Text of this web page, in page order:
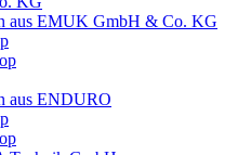
aus EMUK GmbH & Co. KG
aus ENDURO